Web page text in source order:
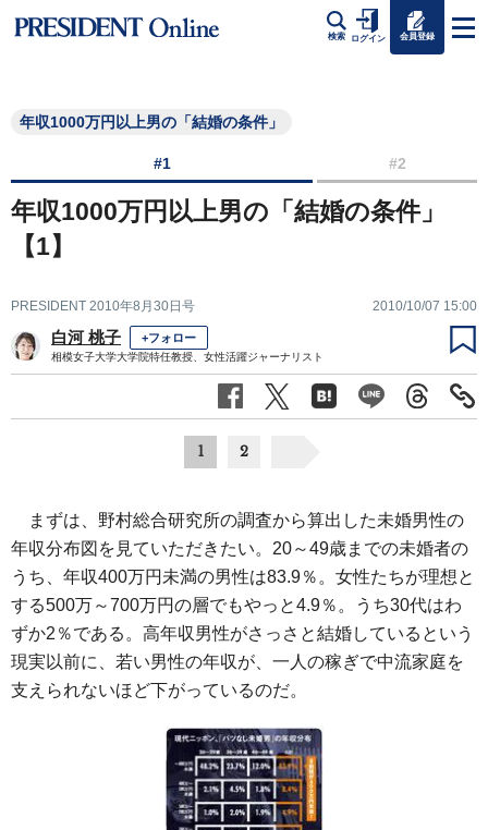
検索 ログイン 会員登録
年収1000万円以上男の「結婚の条件」
#1 #2
年収1000万円以上男の「結婚の条件」
【1】
PRESIDENT 2010年8月30日号 2010/10/07 15:00
白河 桃子 +フォロー
相模女子大学大学院特任教授、女性活躍ジャーナリスト
1 2
まずは、野村総合研究所の調査から算出した未婚男性の
年収分布図を見ていただきたい。20～49歳までの未婚者の
うち、年収400万円未満の男性は83.9％。女性たちが理想と
する500万～700万円の層でもやっと4.9％。うち30代はわ
ずか2％である。高年収男性がさっさと結婚しているという
現実以前に、若い男性の年収が、一人の稼ぎで中流家庭を
支えられないほど下がっているのだ。